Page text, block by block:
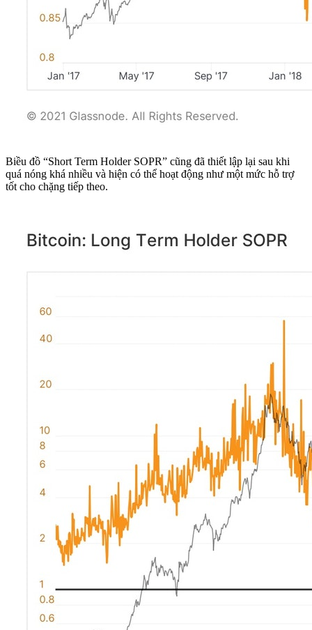
Biều đồ “Short Term Holder SOPR” cũng đã thiết lập lại sau khi
quá nóng khá nhiều và hiện có thể hoạt động như một mức hỗ trợ
tốt cho chặng tiếp theo.